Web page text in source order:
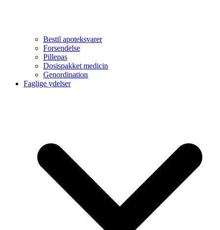
Bestil apoteksvarer
Forsendelse
Pillepas
Dosispakket medicin
Genordination
Faglige ydelser